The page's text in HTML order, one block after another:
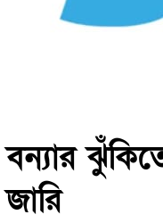
বন্যার
জারি